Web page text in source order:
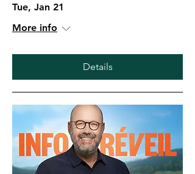
Tue, Jan 21
More info
Details